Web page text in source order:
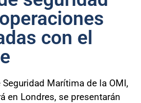
con el
Marítima de la OMI,
en Londres, se presentarán